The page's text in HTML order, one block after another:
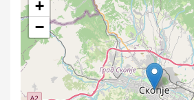
+
−